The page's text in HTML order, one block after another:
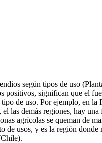
según tipos de uso
significan que el
de uso. Por ejemplo, en
las demás regiones, hay
agrícolas se queman de
usos, y es la región